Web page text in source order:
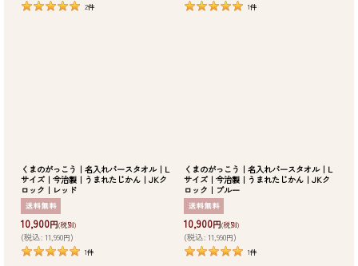
2件 1件
くまのがっこう｜名入れバースタオル｜L
サイズ｜今治製｜うまれたじかん｜JKク
ロック｜レッド
10,900円(税別)
(税込: 11,990円)
1件
くまのがっこう｜名入れバースタオル｜L
サイズ｜今治製｜うまれたじかん｜JKク
ロック｜ブルー
10,900円(税別)
(税込: 11,990円)
1件